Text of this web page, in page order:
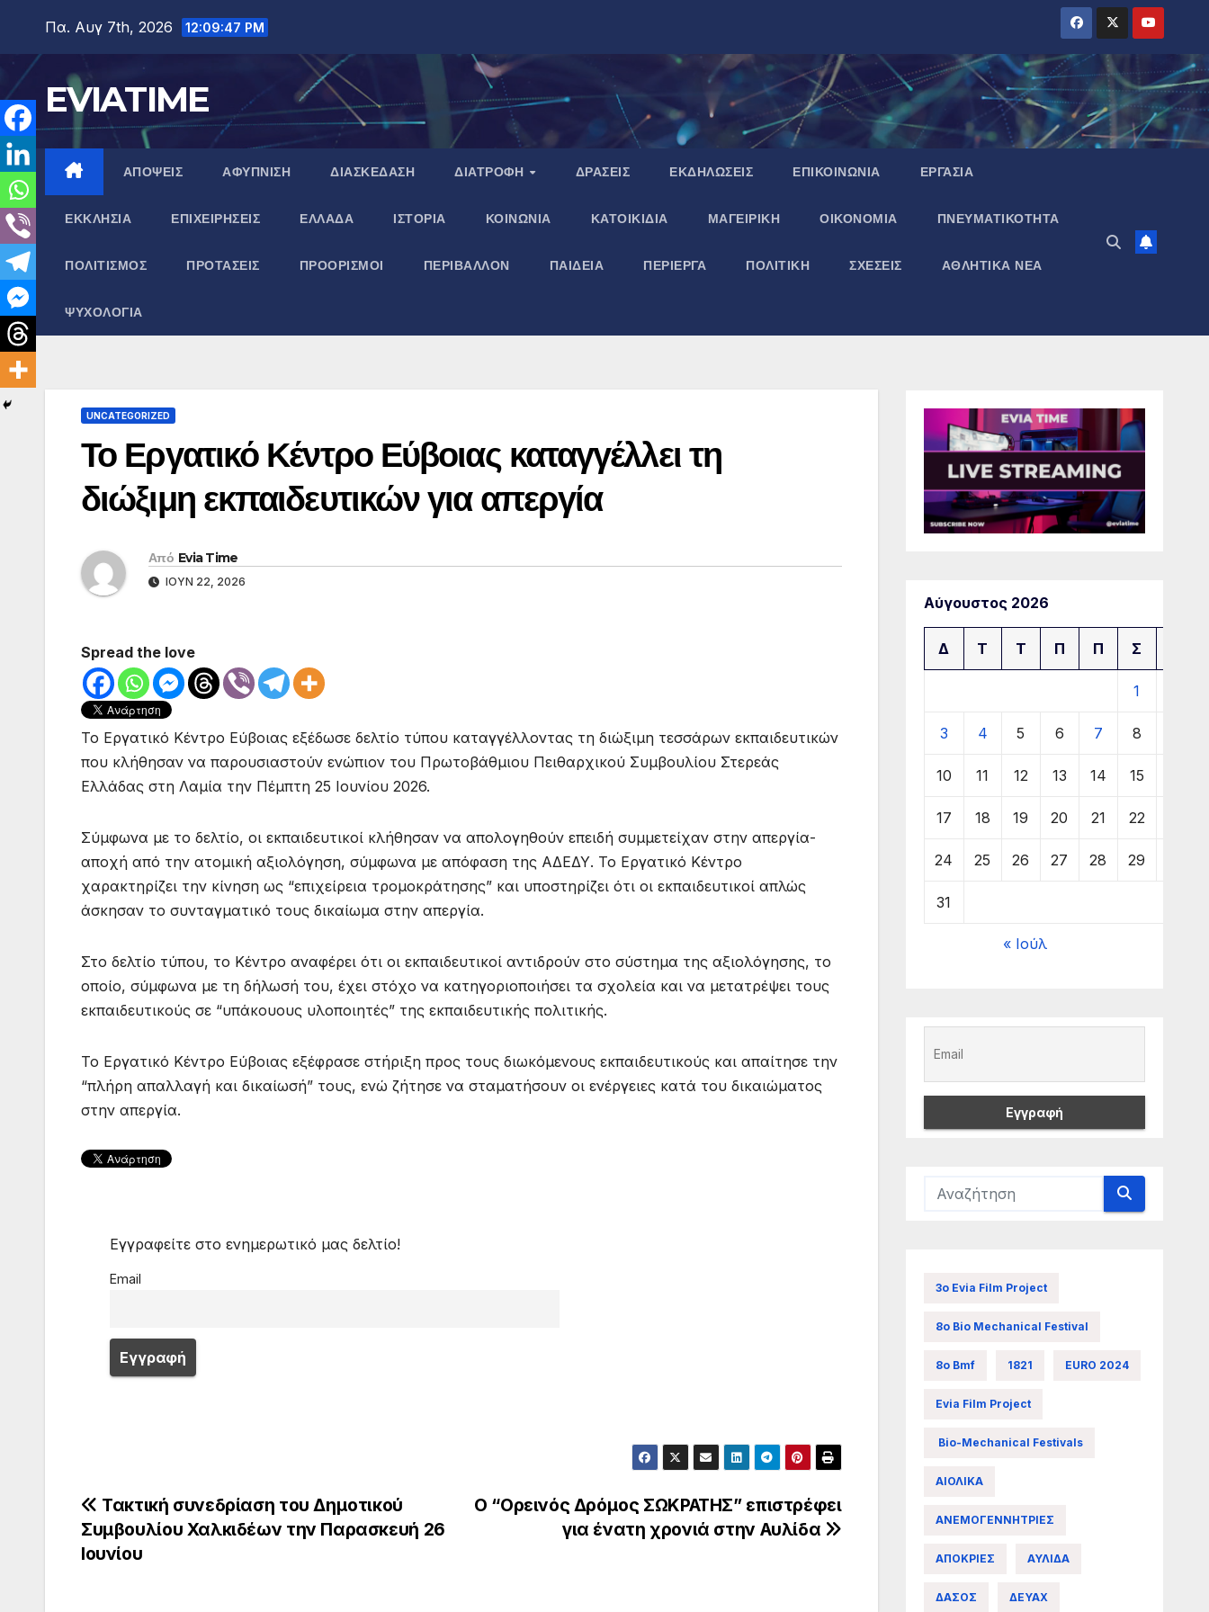
περιεχόμενο
Πα. Αυγ 7th, 2026 12:09:48 PM
EVIATIME
ΑΠΟΨΕΙΣ ΑΦΥΠΝΙΣΗ ΔΙΑΣΚΕΔΑΣΗ ΔΙΑΤΡΟΦΗ ΔΡΑΣΕΙΣ ΕΚΔΗΛΩΣΕΙΣ ΕΠΙΚΟΙΝΩΝΙΑ ΕΡΓΑΣΙΑ
ΕΚΚΛΗΣΙΑ ΕΠΙΧΕΙΡΗΣΕΙΣ ΕΛΛΑΔΑ ΙΣΤΟΡΙΑ ΚΟΙΝΩΝΙΑ ΚΑΤΟΙΚΙΔΙΑ ΜΑΓΕΙΡΙΚΗ ΟΙΚΟΝΟΜΙΑ ΠΝΕΥΜΑΤΙΚΌΤΗΤΑ
ΠΟΛΙΤΙΣΜΟΣ ΠΡΟΤΑΣΕΙΣ ΠΡΟΟΡΙΣΜΟΙ ΠΕΡΙΒΑΛΛΟΝ ΠΑΙΔΕΙΑ ΠΕΡΙΕΡΓΑ ΠΟΛΙΤΙΚΗ ΣΧΕΣΕΙΣ ΑΘΛΗΤΙΚΑ ΝΕΑ
ΨΥΧΟΛΟΓΙΑ
UNCATEGORIZED
Το Εργατικό Κέντρο Εύβοιας καταγγέλλει τη
διώξιμη εκπαιδευτικών για απεργία
Από Evia Time
ΙΟΎΝ 22, 2026
Spread the love
Το Εργατικό Κέντρο Εύβοιας εξέδωσε δελτίο τύπου καταγγέλλοντας τη διώξιμη τεσσάρων εκπαιδευτικών
που κλήθησαν να παρουσιαστούν ενώπιον του Πρωτοβάθμιου Πειθαρχικού Συμβουλίου Στερεάς
Ελλάδας στη Λαμία την Πέμπτη 25 Ιουνίου 2026.
Σύμφωνα με το δελτίο, οι εκπαιδευτικοί κλήθησαν να απολογηθούν επειδή συμμετείχαν στην απεργία-
αποχή από την ατομική αξιολόγηση, σύμφωνα με απόφαση της ΑΔΕΔΥ. Το Εργατικό Κέντρο
χαρακτηρίζει την κίνηση ως “επιχείρεια τρομοκράτησης” και υποστηρίζει ότι οι εκπαιδευτικοί απλώς
άσκησαν το συνταγματικό τους δικαίωμα στην απεργία.
Στο δελτίο τύπου, το Κέντρο αναφέρει ότι οι εκπαιδευτικοί αντιδρούν στο σύστημα της αξιολόγησης, το
οποίο, σύμφωνα με τη δήλωσή του, έχει στόχο να κατηγοριοποιήσει τα σχολεία και να μετατρέψει τους
εκπαιδευτικούς σε “υπάκουους υλοποιητές” της εκπαιδευτικής πολιτικής.
Το Εργατικό Κέντρο Εύβοιας εξέφρασε στήριξη προς τους διωκόμενους εκπαιδευτικούς και απαίτησε την
“πλήρη απαλλαγή και δικαίωσή” τους, ενώ ζήτησε να σταματήσουν οι ενέργειες κατά του δικαιώματος
στην απεργία.
Εγγραφείτε στο ενημερωτικό μας δελτίο!
Email
Πλοήγηση
άρθρων
Ο “Ορεινός Δρόμος ΣΩΚΡΑΤΗΣ” επιστρέφει
για ένατη χρονιά στην Αυλίδα
Τακτική συνεδρίαση του Δημοτικού
Συμβουλίου Χαλκιδέων την Παρασκευή 26
Ιουνίου
Αύγουστος 2026
Δ Τ Τ Π Π Σ
1
3 4 5 6 7 8
10 11 12 13 14 15
17 18 19 20 21 22
24 25 26 27 28 29
31
« Ιούλ
3ο Evia Film Project
8ο Bio Mechanical Festival
8ο Bmf 1821 EURO 2024
Evia Film Project
Bio-Mechanical Festivals
ΑΙΟΛΙΚΑ
ΑΝΕΜΟΓΕΝΝΗΤΡΙΕΣ
ΑΠΟΚΡΙΕΣ ΑΥΛΙΔΑ
ΔΑΣΟΣ ΔΕΥΑΧ